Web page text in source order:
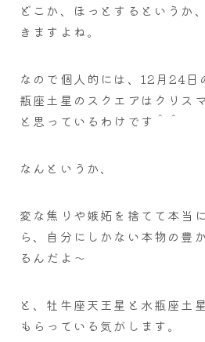
どこか、ほっとするというか
きますよね。
なので個人的には、12月24日
瓶座土星のスクエアはクリス
と思っているわけです＾＾
なんというか、
変な焦りや嫉妬を捨てて本当
ら、自分にしかない本物の豊
るんだよ～
と、牡牛座天王星と水瓶座土
もらっている気がします。